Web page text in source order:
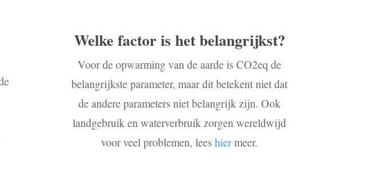
Welke factor is het belangrijkst?
Voor de opwarming van de aarde is CO2eq de
belangrijkste parameter, maar dit betekent niet dat
de andere parameters niet belangrijk zijn. Ook
landgebruik en waterverbruik zorgen wereldwijd
voor veel problemen, leeshiermeer.